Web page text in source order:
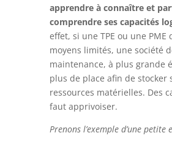
apprendre à connaître et
comprendre ses capacités
effet, si une TPE ou une PME
moyens limités, une société
maintenance, à plus grande
plus de place afin de stocker
ressources matérielles. Des
faut apprivoiser.
Prenons l’exemple d’une petite